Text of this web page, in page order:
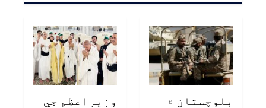
بلوچستان ۾
وزيراعظم جي